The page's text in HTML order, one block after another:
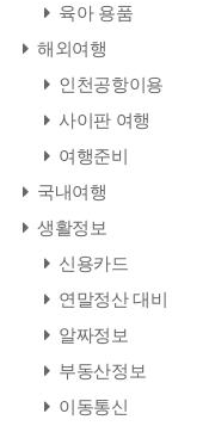
육아 용품
해외여행
인천공항이용
사이판 여행
여행준비
국내여행
생활정보
신용카드
연말정산 대비
알짜정보
부동산정보
이동통신